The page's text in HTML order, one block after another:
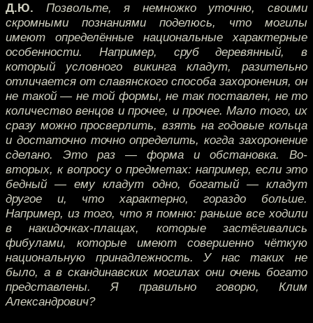
Д.Ю. Позвольте, я немножко уточню, своими
скромными познаниями поделюсь, что могилы
имеют определённые национальные характерные
особенности. Например, сруб деревянный, в
который условного викинга кладут, разительно
отличается от славянского способа захоронения, он
не такой — не той формы, не так поставлен, не то
количество венцов и прочее, и прочее. Мало того, их
сразу можно просверлить, взять на годовые кольца
и достаточно точно определить, когда захоронение
сделано. Это раз — форма и обстановка. Во-
вторых, к вопросу о предметах: например, если это
бедный — ему кладут одно, богатый — кладут
другое и, что характерно, гораздо больше.
Например, из того, что я помню: раньше все ходили
в накидочках-плащах, которые застёгивались
фибулами, которые имеют совершенно чёткую
национальную принадлежность. У нас таких не
было, а в скандинавских могилах они очень богато
представлены. Я правильно говорю, Клим
Александрович?